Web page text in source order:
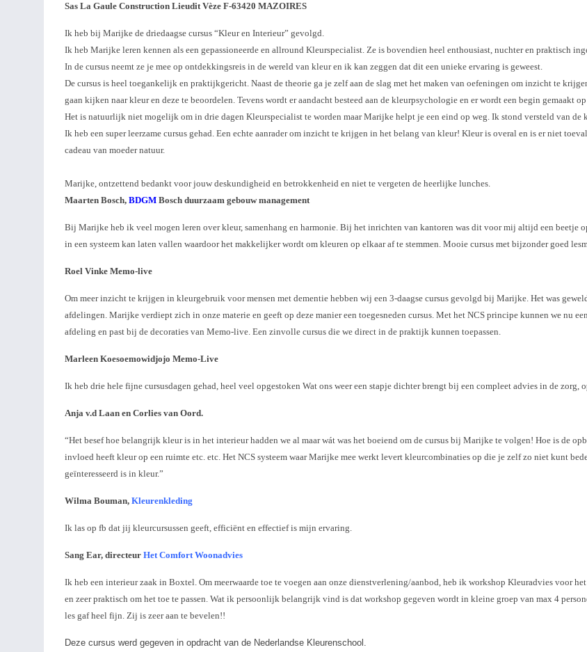
Sas La Gaule Construction Lieudit Vèze F-63420 MAZOIRES
Ik heb bij Marijke de driedaagse cursus “Kleur en Interieur” gevolgd.
Ik heb Marijke leren kennen als een gepassioneerde en allround Kleurspecialist. Ze is bovendien heel enthousiast, nuchter en praktisch
In de cursus neemt ze je mee op ontdekkingsreis in de wereld van kleur en ik kan zeggen dat dit een unieke ervaring is geweest.
De cursus is heel toegankelijk en praktijkgericht. Naast de theorie ga je zelf aan de slag met het maken van oefeningen om inzicht te
gaan kijken naar kleur en deze te beoordelen. Tevens wordt er aandacht besteed aan de kleurpsychologie en er wordt een begin gemaakt
Het is natuurlijk niet mogelijk om in drie dagen Kleurspecialist te worden maar Marijke helpt je een eind op weg. Ik stond versteld van de
Ik heb een super leerzame cursus gehad. Een echte aanrader om inzicht te krijgen in het belang van kleur! Kleur is overal en is er niet
cadeau van moeder natuur.
Marijke, ontzettend bedankt voor jouw deskundigheid en betrokkenheid en niet te vergeten de heerlijke lunches.
Maarten Bosch, BDGM Bosch duurzaam gebouw management
Bij Marijke heb ik veel mogen leren over kleur, samenhang en harmonie. Bij het inrichten van kantoren was dit voor mij altijd een beetje
in een systeem kan laten vallen waardoor het makkelijker wordt om kleuren op elkaar af te stemmen. Mooie cursus met bijzonder goed
Roel Vinke Memo-live
Om meer inzicht te krijgen in kleurgebruik voor mensen met dementie hebben wij een 3-daagse cursus gevolgd bij Marijke. Het was
afdelingen. Marijke verdiept zich in onze materie en geeft op deze manier een toegesneden cursus. Met het NCS principe kunnen we nu
afdeling en past bij de decoraties van Memo-live. Een zinvolle cursus die we direct in de praktijk kunnen toepassen.
Marleen Koesoemowidjojo Memo-Live
Ik heb drie hele fijne cursusdagen gehad, heel veel opgestoken Wat ons weer een stapje dichter brengt bij een compleet advies in de zorg,
Anja v.d Laan en Corlies van Oord.
“Het besef hoe belangrijk kleur is in het interieur hadden we al maar wát was het boeiend om de cursus bij Marijke te volgen! Hoe is de
invloed heeft kleur op een ruimte etc. etc. Het NCS systeem waar Marijke mee werkt levert kleurcombinaties op die je zelf zo niet kunt
geïnteresseerd is in kleur.”
Wilma Bouman, Kleurenkleding
Ik las op fb dat jij kleurcursussen geeft, efficiënt en effectief is mijn ervaring.
Sang Ear, directeur Het Comfort Woonadvies
Ik heb een interieur zaak in Boxtel. Om meerwaarde toe te voegen aan onze dienstverlening/aanbod, heb ik workshop Kleuradvies voor
en zeer praktisch om het toe te passen. Wat ik persoonlijk belangrijk vind is dat workshop gegeven wordt in kleine groep van max 4
les gaf heel fijn. Zij is zeer aan te bevelen!!
Deze cursus werd gegeven in opdracht van de Nederlandse Kleurenschool.